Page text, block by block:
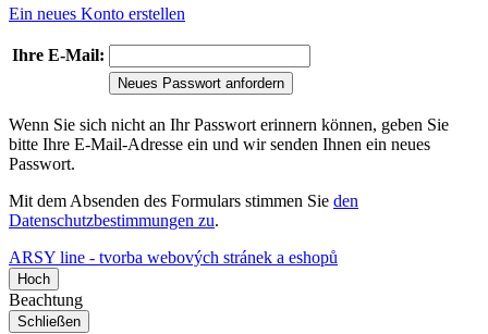
Ein neues Konto erstellen
Ihre E-Mail:
Neues Passwort anfordern
Wenn Sie sich nicht an Ihr Passwort erinnern können, geben Sie
bitte Ihre E-Mail-Adresse ein und wir senden Ihnen ein neues
Passwort.
Mit dem Absenden des Formulars stimmen Sie den
Datenschutzbestimmungen zu.
ARSY line - tvorba webových stránek a eshopů
Hoch
Beachtung
Schließen